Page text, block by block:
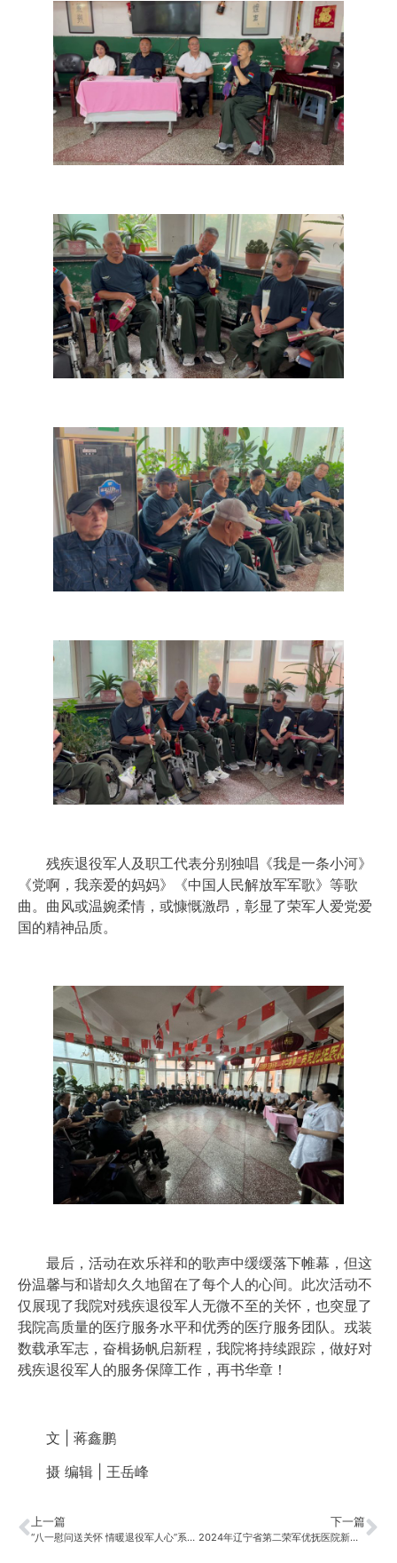
残疾退役军人及职工代表分别独唱《我是一条小河》
《党啊，我亲爱的妈妈》《中国人民解放军军歌》等歌
曲。曲风或温婉柔情，或慷慨激昂，彰显了荣军人爱党爱
国的精神品质。
最后，活动在欢乐祥和的歌声中缓缓落下帷幕，但这
份温馨与和谐却久久地留在了每个人的心间。此次活动不
仅展现了我院对残疾退役军人无微不至的关怀，也突显了
我院高质量的医疗服务水平和优秀的医疗服务团队。戎装
数载承军志，奋楫扬帆启新程，我院将持续跟踪，做好对
残疾退役军人的服务保障工作，再书华章！
文 | 蒋鑫鹏
摄 编辑 | 王岳峰
上一篇
“八一慰问送关怀 情暖退役军人心”系列活动
下一篇
2024年辽宁省第二荣军优抚医院新职工入职欢迎见面会